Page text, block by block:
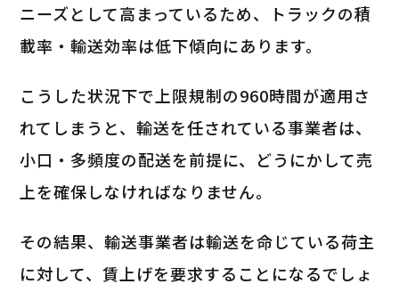
ニーズとして高まっているため、トラックの積
載率・輸送効率は低下傾向にあります。
こうした状況下で上限規制の960時間が適用さ
れてしまうと、輸送を任されている事業者は、
小口・多頻度の配送を前提に、どうにかして売
上を確保しなければなりません。
その結果、輸送事業者は輸送を命じている荷主
に対して、賃上げを要求することになるでしょ